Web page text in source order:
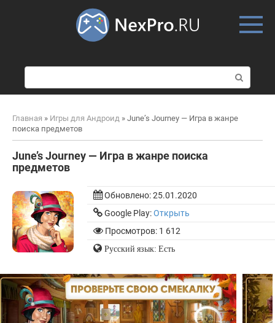
о
и
к
Главная » Игры для Андроид » June’s Journey — Игра в жанре
поиска предметов
June’s Journey — Игра в жанре поиска
предметов
Обновлено:25.01.2020
Google Play:Открыть
Просмотров: 1 612
Русский язык: Есть